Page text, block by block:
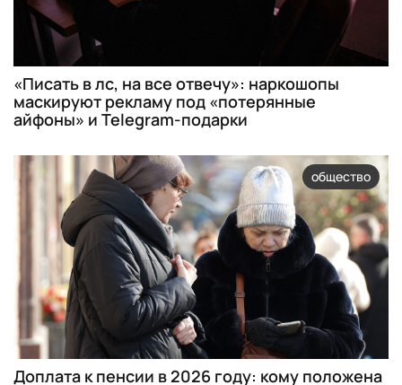
«Писать в лс, на все отвечу»: наркошопы
маскируют рекламу под «потерянные
айфоны» и Telegram-подарки
общество
Доплата к пенсии в 2026 году: кому положена